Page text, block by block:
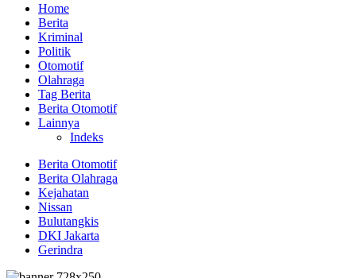
Home
Berita
Kriminal
Politik
Otomotif
Olahraga
Tag Berita
Berita Otomotif
Lainnya
Indeks
Berita Otomotif
Berita Olahraga
Kejahatan
Nissan
Bulutangkis
DKI Jakarta
Gerindra